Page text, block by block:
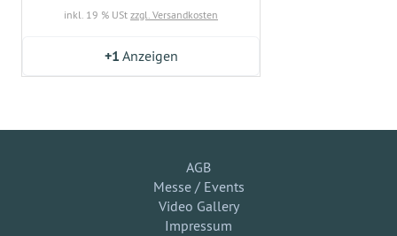
inkl. 19 % USt zzgl. Versandkosten
+1 Anzeigen
AGB
Messe / Events
Video Gallery
Impressum